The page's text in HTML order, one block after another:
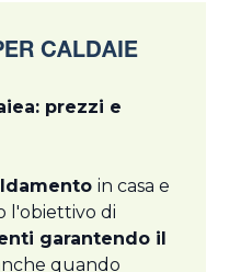
CALDAIE
prezzi e
in casa e
l'obiettivo di
garantendo il
quando